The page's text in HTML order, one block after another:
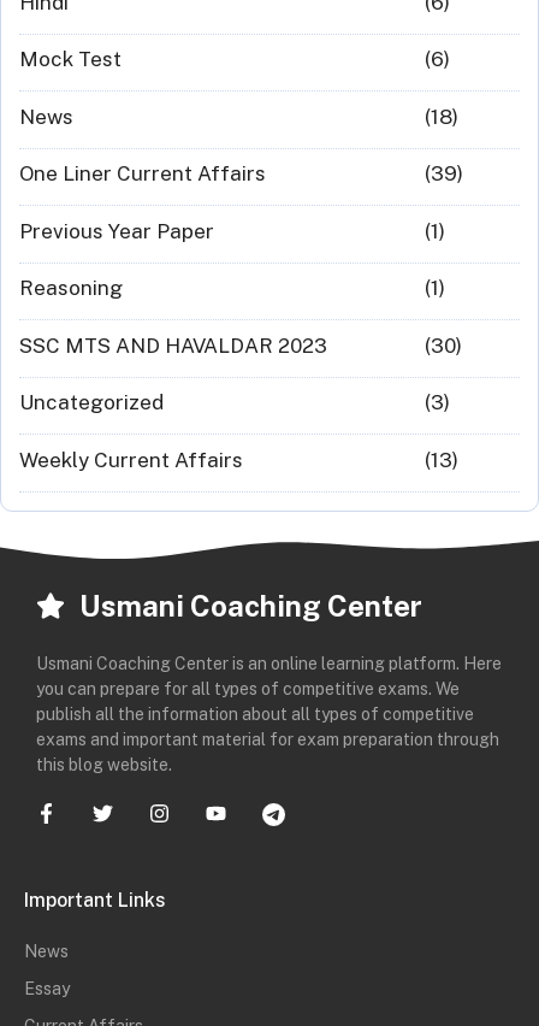
Mock Test (6)
News (18)
One Liner Current Affairs (39)
Previous Year Paper (1)
Reasoning (1)
SSC MTS AND HAVALDAR 2023 (30)
Uncategorized (3)
Weekly Current Affairs (13)
Usmani Coaching Center
Usmani Coaching Center is an online learning platform. Here
you can prepare for all types of competitive exams. We
publish all the information about all types of competitive
exams and important material for exam preparation through
this blog website.
Important Links
News
Essay